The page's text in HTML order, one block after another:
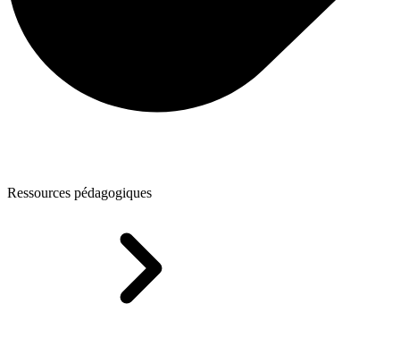
Ressources pédagogiques